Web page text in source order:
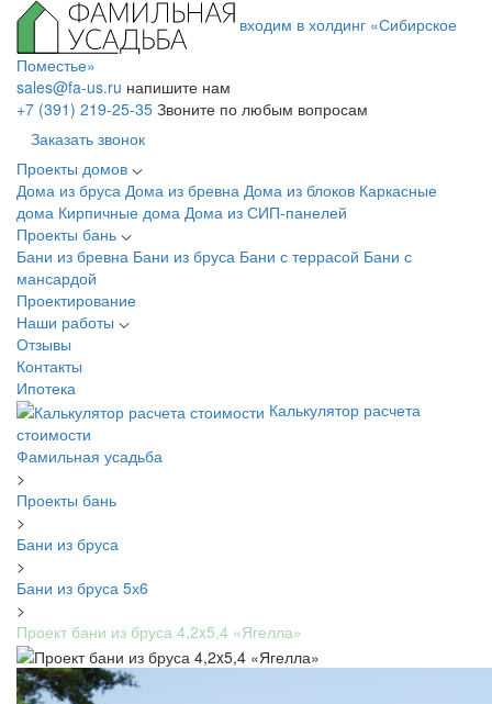
входим в холдинг «Сибирское
Поместье»
sales@fa-us.ru напишите нам
+7 (391) 219-25-35 Звоните по любым вопросам
Заказать звонок
Проекты домов
Дома из бруса Дома из бревна Дома из блоков Каркасные
дома Кирпичные дома Дома из СИП-панелей
Проекты бань
Бани из бревна Бани из бруса Бани с террасой Бани с
мансардой
Проектирование
Наши работы
Отзывы
Контакты
Ипотека
Калькулятор расчета
стоимости
Фамильная усадьба
>
Проекты бань
>
Бани из бруса
>
Бани из бруса 5х6
>
Проект бани из бруса 4,2x5,4 «Ягелла»